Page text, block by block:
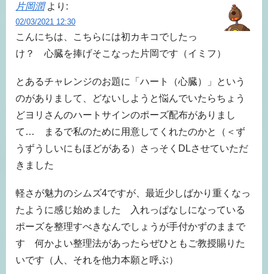
片岡潤 より:
02/03/2021 12:30
こんにちは、こちらには初カキコでしたっ
け？ 心臓を捧げそこなった片岡です（イミフ）
とあるチャレンジのお題に「ハート（心臓）」という
のがありまして、どないしようと悩んでいたらちょう
どヨリさんのハートサインのポーズ配布がありまし
て… まるで私のために用意してくれたのかと（＜ず
うずうしいにもほどがある）さっそくDLさせていただ
きました
軽さが魅力のシムズ4ですが、最近少しばかり重くなっ
たように感じ始めました 入れっぱなしになっている
ポーズを整理すべきなんでしょうが手付かずのままで
す 何かよい整理法があったらぜひともご教授賜りた
いです（人、それを他力本願と呼ぶ）